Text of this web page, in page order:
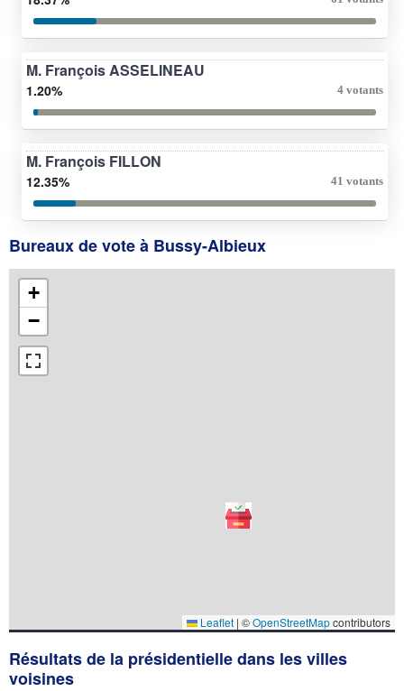
M. François ASSELINEAU
1.20% 4 votants
M. François FILLON
12.35% 41 votants
Bureaux de vote à Bussy-Albieux
+
−
Leaflet | ©OpenStreetMapcontributors
Résultats de la présidentielle dans les villes
voisines